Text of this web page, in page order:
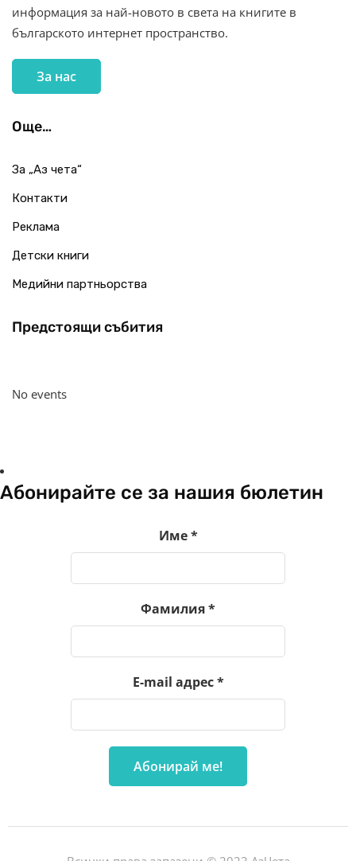
информация за най-новото в света на книгите в
българското интернет пространство.
За нас
Още…
За „Аз чета“
Контакти
Реклама
Детски книги
Медийни партньорства
Предстоящи събития
No events
Абонирайте се за нашия бюлетин
Име*
Фамилия*
E-mail адрес*